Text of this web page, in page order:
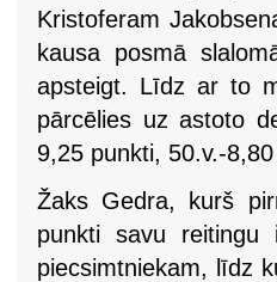
Kristoferam
kausa posmā
apsteigt. Līdz ar to
pārcēlies uz astoto
9,25 punkti, 50.v.-
Žaks Gedra, kurš
punkti savu
piecsimtniekam, līdz